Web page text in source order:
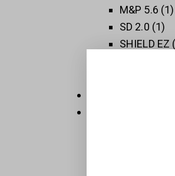
M&P 5.6 1
SD 2.0 1
SHIELD EZ